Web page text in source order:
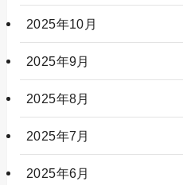
2025年10月
2025年9月
2025年8月
2025年7月
2025年6月